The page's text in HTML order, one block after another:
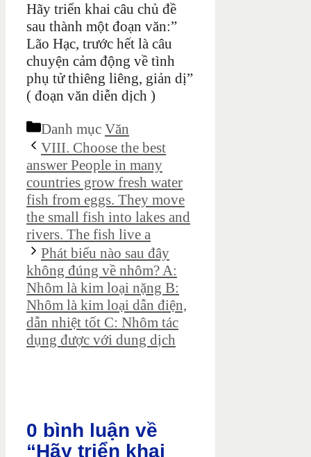
Hãy triển khai câu chủ đề
sau thành một đoạn văn:”
Lão Hạc, trước hết là câu
chuyện cảm động về tình
phụ tử thiêng liêng, giản dị”
( đoạn văn diễn dịch )
Danh mục Văn
VIII. Choose the best
answer People in many
countries grow fresh water
fish from eggs. They move
the small fish into lakes and
rivers. The fish live a
Phát biểu nào sau đây
không đúng về nhôm? A:
Nhôm là kim loại nặng B:
Nhôm là kim loại dẫn điện,
dẫn nhiệt tốt C: Nhôm tác
dụng được với dung dịch
0 bình luận về
“Hãy triển khai